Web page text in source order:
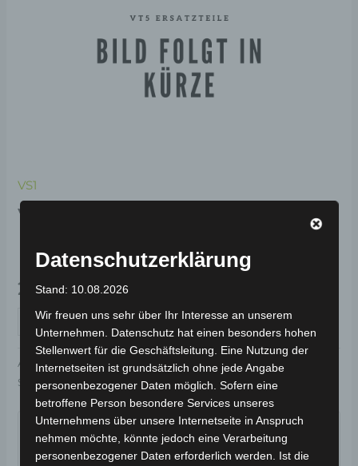
VS1
VS1 UNTERER
RAHMENKOTFLÜGEL
29,00 € *
IN DEN WARENKORB
Artikelnummer: 3M309-7015A-00 Kategorie:
VS1
Schlagwort:Karosserie & Verkleidung
Garantiert sicherer Checkout
Datenschutzerklärung
Stand: 10.08.2026
Wir freuen uns sehr über Ihr Interesse an unserem
Unternehmen. Datenschutz hat einen besonders hohen
Stellenwert für die Geschäftsleitung. Eine Nutzung der
Internetseiten ist grundsätzlich ohne jede Angabe
personenbezogener Daten möglich. Sofern eine
betroffene Person besondere Services unseres
Unternehmens über unsere Internetseite in Anspruch
nehmen möchte, könnte jedoch eine Verarbeitung
personenbezogener Daten erforderlich werden. Ist die